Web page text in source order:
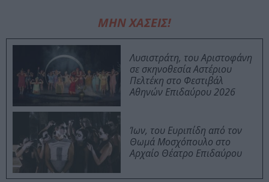
ΜΗΝ ΧΑΣΕΙΣ!
Λυσιστράτη, του Αριστοφάνη
σε σκηνοθεσία Αστέριου
Πελτέκη στο Φεστιβάλ
Αθηνών Επιδαύρου 2026
Ίων, του Ευριπίδη από τον
Θωμά Μοσχόπουλο στο
Αρχαίο Θέατρο Επιδαύρου